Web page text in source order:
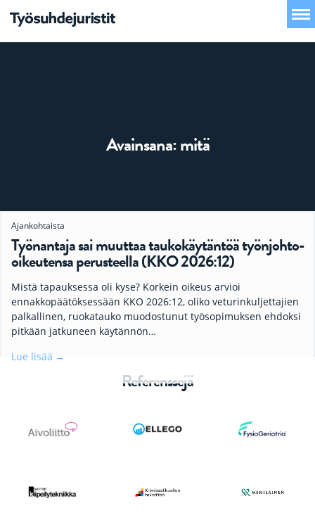
Avainsana:mitä
Ajankohtaista
Työnantaja sai muuttaa taukokäytäntöä työnjohto-
oikeutensa perusteella (KKO 2026:12)
Mistä tapauksessa oli kyse? Korkein oikeus arvioi
ennakkopäätöksessään KKO 2026:12, oliko veturinkuljettajien
palkallinen, ruokatauko muodostunut työsopimuksen ehdoksi
pitkään jatkuneen käytännön…
Lue lisää
Referenssejä